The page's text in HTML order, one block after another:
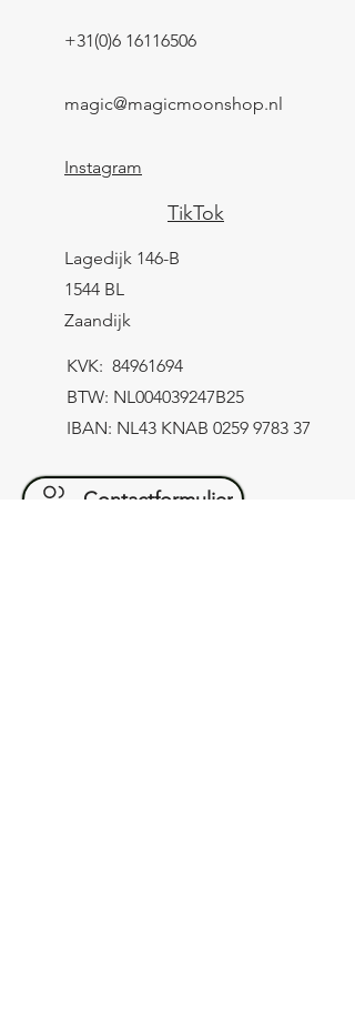
+31(0)6 16116506
magic@magicmoonshop.nl
Instagram
TikTok
Lagedijk 146-B
1544 BL
Zaandijk
KVK: 84961694
BTW: NL004039247B25
IBAN: NL43 KNAB 0259 9783 37
Contactformulier